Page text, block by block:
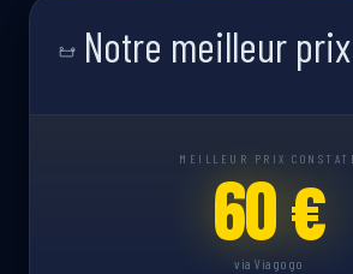
Notre meilleur prix
MEILLEUR PRIX
60 €
via Viagogo